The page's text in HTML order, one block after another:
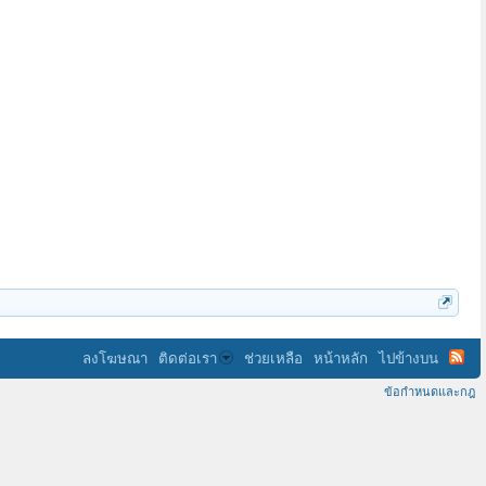
ลงโฆษณา ติดต่อเรา ช่วยเหลือ หน้าหลัก ไปข้างบน
ข้อกำหนดและกฎ